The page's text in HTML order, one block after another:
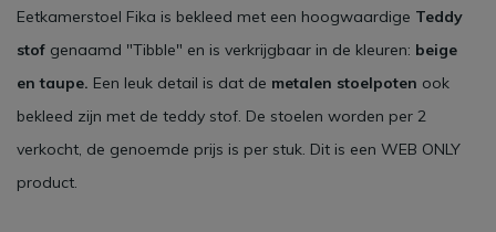
Eetkamerstoel Fika is bekleed met een hoogwaardige Teddy
stof genaamd "Tibble" en is verkrijgbaar in de kleuren: beige
en taupe. Een leuk detail is dat de metalen stoelpoten ook
bekleed zijn met de teddy stof. De stoelen worden per 2
verkocht, de genoemde prijs is per stuk. Dit is een WEB ONLY
product.